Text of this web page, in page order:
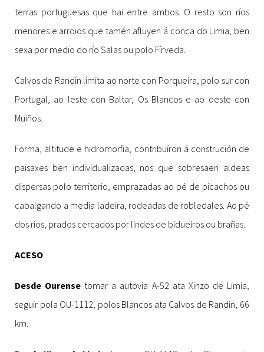
terras portuguesas que hai entre ambos. O resto son ríos
menores e arroios que tamén afluyen á conca do Limia, ben
sexa por medio do río Salas ou polo Fírveda.
Calvos de Randín limita ao norte con Porqueira, polo sur con
Portugal, ao leste con Baltar, Os Blancos e ao oeste con
Muiños.
Forma, altitude e hidromorfia, contribuíron á construción de
paisaxes ben individualizadas, nos que sobresaen aldeas
dispersas polo territorio, emprazadas ao pé de picachos ou
cabalgando a media ladeira, rodeadas de robledales. Ao pé
dos ríos, prados cercados por lindes de bidueiros ou brañas.
ACESO
Desde Ourense tomar a autovía A-52 ata Xinzo de Limia,
seguir pola OU-1112, polos Blancos ata Calvos de Randín, 66
km.